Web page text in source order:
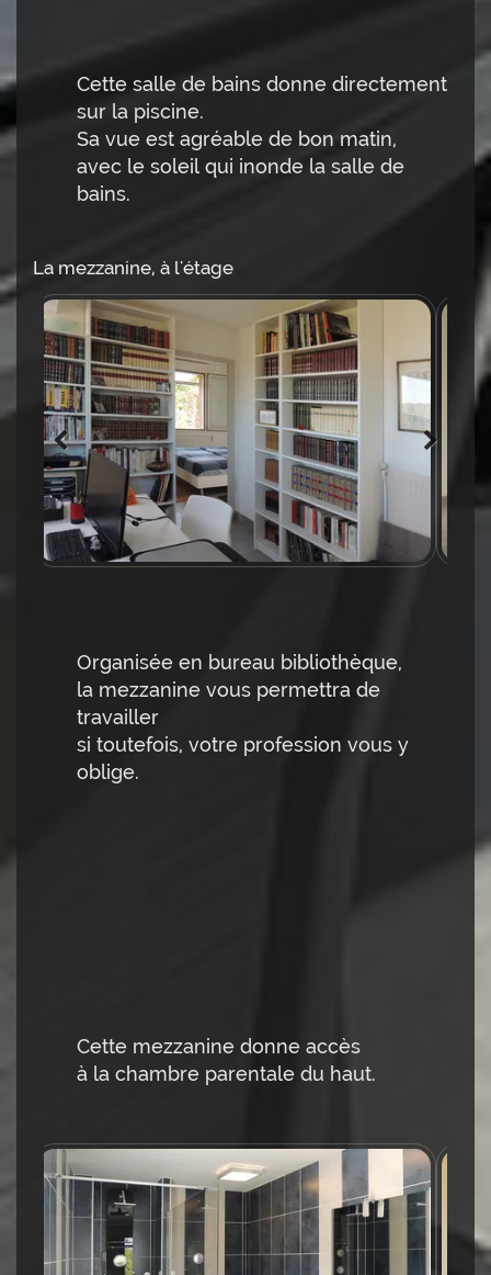
Cette salle de bains donne directement
sur la piscine.
Sa vue est agréable de bon matin,
avec le soleil qui inonde la salle de
bains.
La mezzanine, à l'étage
Organisée en bureau bibliothèque,
la mezzanine vous permettra de
travailler
si toutefois, votre profession vous y
oblige.
Cette mezzanine donne accès
à la chambre parentale du haut.